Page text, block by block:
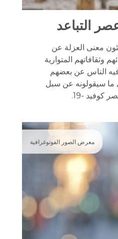
التباعد
معنى العزلة عن
وثقافاتهم المتوارية
الناس عن بعضهم
ما سيقولونه عن سبل
كوفيد -19.
معرض الصور الفوتوغرافية